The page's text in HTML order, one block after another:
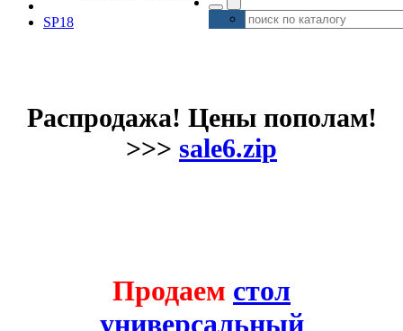
SP18
Распродажа! Цены пополам!
>>> sale6.zip
Продаем стол
универсальный